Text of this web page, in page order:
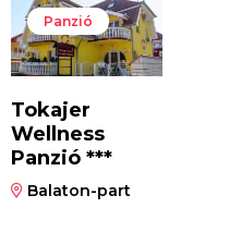
Panzió
Tokajer
Wellness
Panzió ***
Balaton-part